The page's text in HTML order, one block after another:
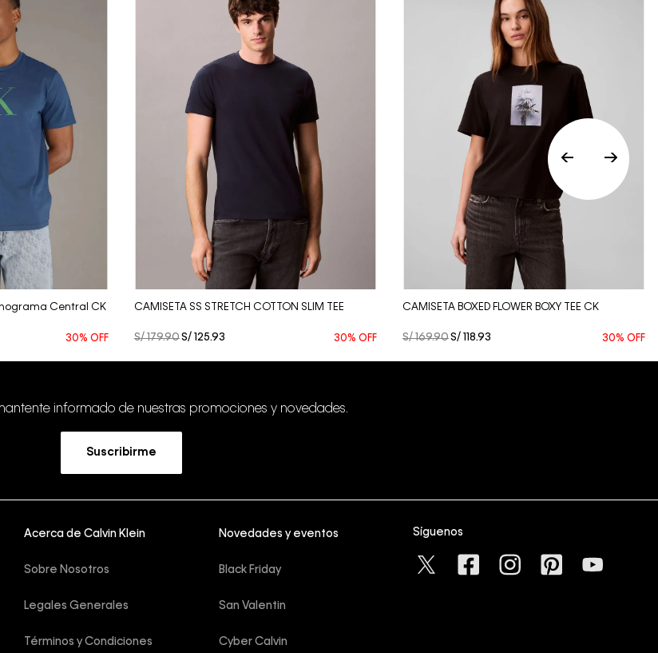
Central CK
30% OFF
Vista Rápida
CAMISETA SS STRETCH COTTON SLIM TEE
S/ 179.90S/ 125.93 30% OFF
Vista Rápida
CAMISETA BOXED FLOWER BOXY TEE CK
S/ 169.90S/ 118.93 30% OFF
informado de nuestras promociones y novedades.
Suscribirme
Acerca de Calvin Klein
Sobre Nosotros
Legales Generales
Términos y Condiciones
Novedades y eventos
Black Friday
San Valentin
Cyber Calvin
Síguenos